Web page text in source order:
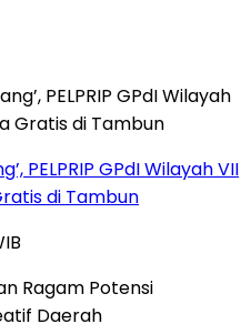
PELPRIP GPdI Wilayah VII
di Tambun